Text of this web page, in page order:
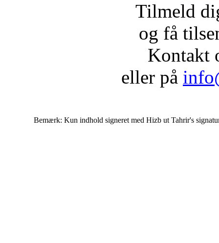
Tilmeld
og få
Kontakt
eller på
Bemærk: Kun indhold signeret med Hizb ut Tahrir's